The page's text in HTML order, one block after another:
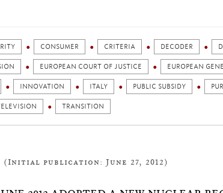
CONSUMER CRITERIA DECODER
EUROPEAN COURT OF JUSTICE EUROPEAN
INNOVATION ITALY PUBLIC SUBSIDY
TRANSITION
(Initial publication: June 27, 2012)